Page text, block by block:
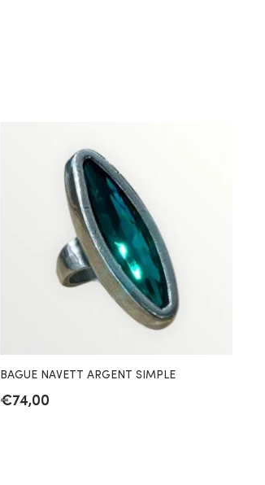
BAGUE NAVETT ARGENT SIMPLE
€74,00